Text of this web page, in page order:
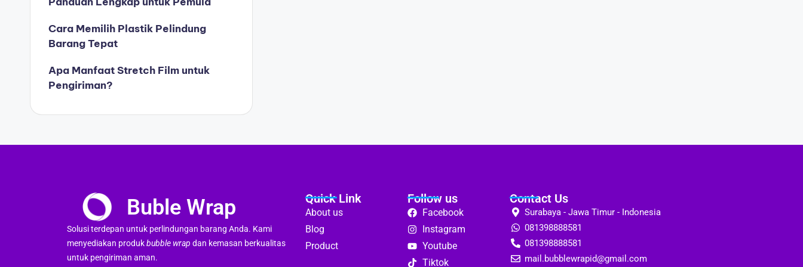
Cara Memilih Plastik Pelindung
Barang Tepat
Apa Manfaat Stretch Film untuk
Pengiriman?
Buble Wrap
Solusi terdepan untuk perlindungan barang Anda. Kami
menyediakan produkbubble wrap dan kemasan berkualitas
untuk pengiriman aman.
Quick Link
About us
Blog
Product
Follow us
Facebook
Instagram
Youtube
Tiktok
Contact Us
Surabaya - Jawa Timur - Indonesia
081398888581
081398888581
mail.bubblewrapid@gmail.com